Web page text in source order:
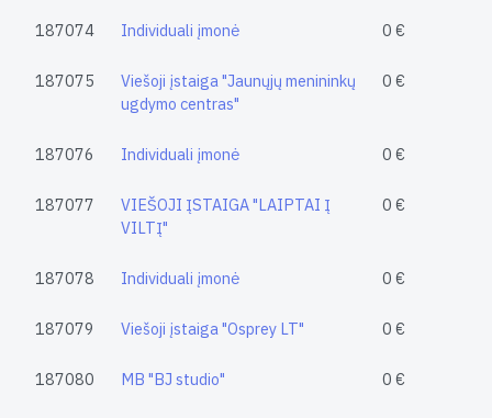
187074 Individuali įmonė 0 €
187075
Viešoji įstaiga "Jaunųjų menininkų
ugdymo centras"
0 €
187076 Individuali įmonė 0 €
187077
VIEŠOJI ĮSTAIGA "LAIPTAI Į
VILTĮ"
0 €
187078 Individuali įmonė 0 €
187079 Viešoji įstaiga "Osprey LT" 0 €
187080 MB "BJ studio" 0 €